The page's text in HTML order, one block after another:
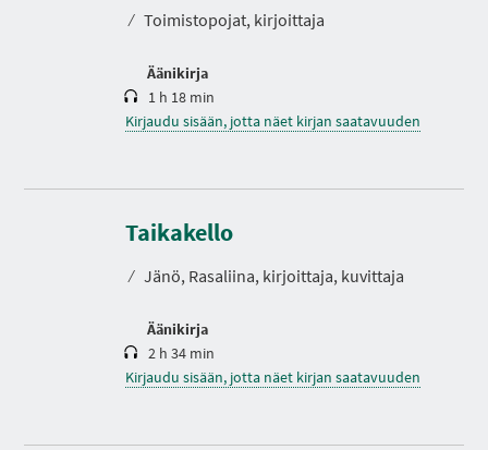
⁄ Toimistopojat, kirjoittaja
Äänikirja
1 h 18 min
Kirjaudu sisään, jotta näet kirjan saatavuuden
Taikakello
⁄ Jänö, Rasaliina, kirjoittaja, kuvittaja
Äänikirja
K
s
t
2 h 34 min
Kirjaudu sisään, jotta näet kirjan saatavuuden
K